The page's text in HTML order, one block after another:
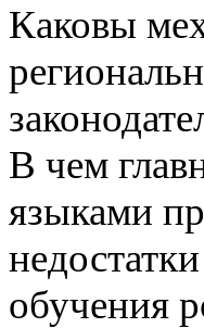
Каковы
В чем
языками
обучения